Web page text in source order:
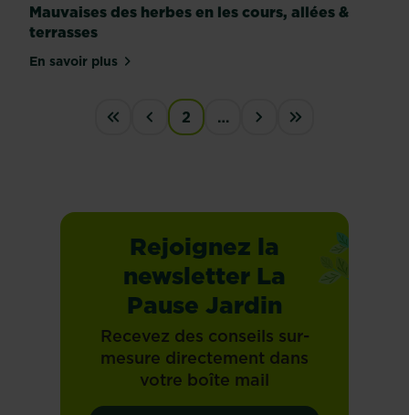
Mauvaises des herbes en les cours, allées &
terrasses
En savoir plussur Mauvaises des herbes en les cours, allées &
PAGINATION 2
…
Rejoignez la
newsletter La
Pause Jardin
Recevez des conseils sur-
mesure directement dans
votre boîte mail